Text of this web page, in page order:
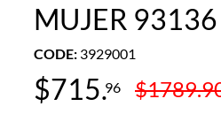
MUJER 93136
CODE: 3929001
$715.96 $1789.